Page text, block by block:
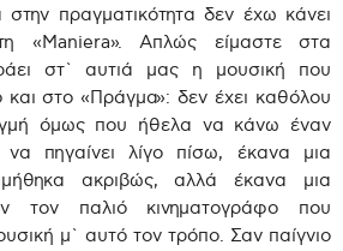
στην πραγματικότητα δεν έχω κάνει
«Maniera». Απλώς είμαστε στα
στ` αυτιά μας η μουσική που
και στο «Πράγμα»: δεν έχει καθόλου
όμως που ήθελα να κάνω έναν
πηγαίνει λίγο πίσω, έκανα μια
ακριβώς, αλλά έκανα μια
τον παλιό κινηματογράφο που
μ` αυτό τον τρόπο. Σαν παίγνιο